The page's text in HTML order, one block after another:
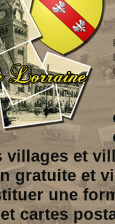
villages et
gratuite et
une
cartes